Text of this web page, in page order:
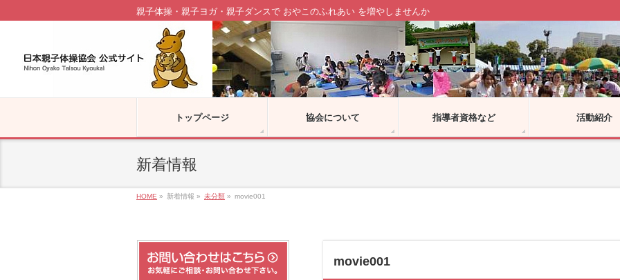
親子体操・親子ヨガ・親子ダンスで おやこのふれあい を増やしませんか
トップページ 協会について 指導者資格など 活動紹介
新着情報
HOME » 新着情報 » 未分類 » movie001
movie001